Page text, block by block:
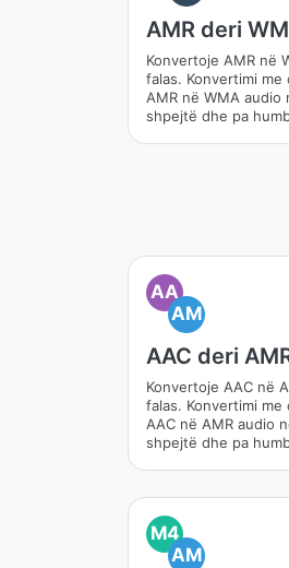
AMR deri
Konvertoje AMR në
falas. Konvertimi me
AMR në WMA
shpejtë dhe pa
AA
AM
AAC deri
Konvertoje AAC në
falas. Konvertimi me
AAC në AMR audio
shpejtë dhe pa
M4
AM